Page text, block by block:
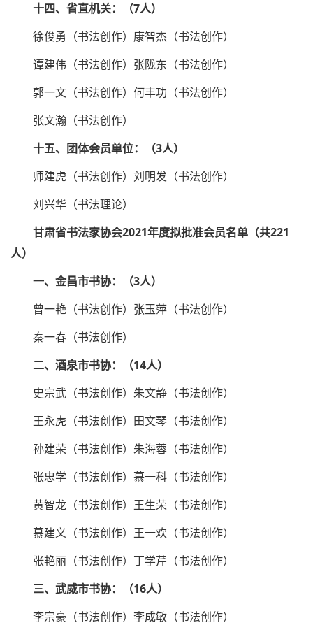
十四、省直机关：（7人）
徐俊勇（书法创作）康智杰（书法创作）
谭建伟（书法创作）张陇东（书法创作）
郭一文（书法创作）何丰功（书法创作）
张文瀚（书法创作）
十五、团体会员单位：（3人）
师建虎（书法创作）刘明发（书法创作）
刘兴华（书法理论）
甘肃省书法家协会2021年度拟批准会员名单（共221
人）
一、金昌市书协：（3人）
曾一艳（书法创作）张玉萍（书法创作）
秦一春（书法创作）
二、酒泉市书协：（14人）
史宗武（书法创作）朱文静（书法创作）
王永虎（书法创作）田文琴（书法创作）
孙建荣（书法创作）朱海蓉（书法创作）
张忠学（书法创作）慕一科（书法创作）
黄智龙（书法创作）王生荣（书法创作）
慕建义（书法创作）王一欢（书法创作）
张艳丽（书法创作）丁学芹（书法创作）
三、武威市书协：（16人）
李宗豪（书法创作）李成敏（书法创作）